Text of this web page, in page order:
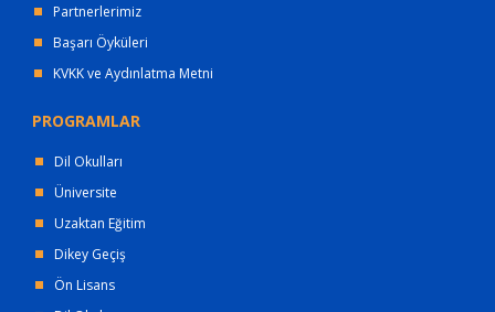
Partnerlerimiz
Başarı Öyküleri
KVKK ve Aydınlatma Metni
PROGRAMLAR
Dil Okulları
Üniversite
Uzaktan Eğitim
Dikey Geçiş
Ön Lisans